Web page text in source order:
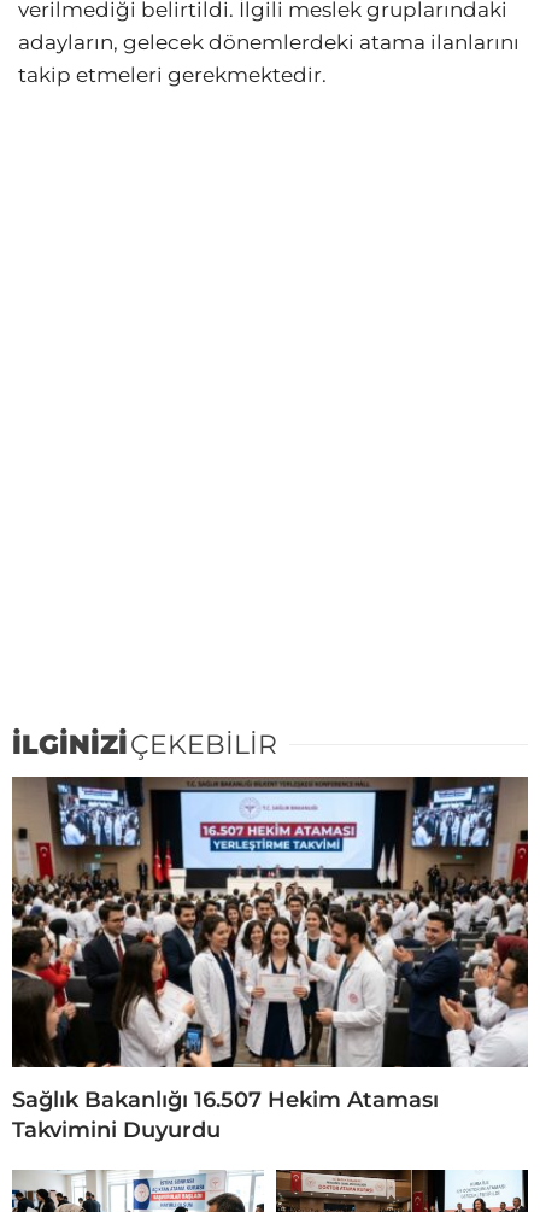
verilmediği belirtildi. İlgili meslek gruplarındaki
adayların, gelecek dönemlerdeki atama ilanlarını
takip etmeleri gerekmektedir.
İLGİNİZİÇEKEBİLİR
Sağlık Bakanlığı 16.507 Hekim Ataması
Takvimini Duyurdu